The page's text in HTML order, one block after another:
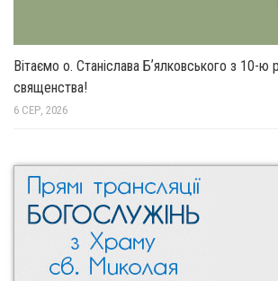
Вітаємо о. Станіслава Бʼялковського з 10-ю
священства!
6 СЕР, 2026